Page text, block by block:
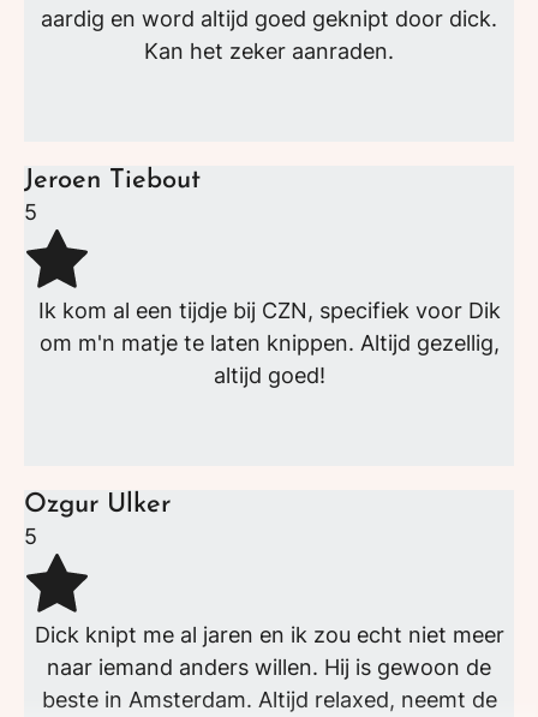
aardig en word altijd goed geknipt door dick.
Kan het zeker aanraden.
Jeroen Tiebout
5
Ik kom al een tijdje bij CZN, specifiek voor Dik
om m'n matje te laten knippen. Altijd gezellig,
altijd goed!
Ozgur Ulker
5
Dick knipt me al jaren en ik zou echt niet meer
naar iemand anders willen. Hij is gewoon de
beste in Amsterdam. Altijd relaxed, neemt de